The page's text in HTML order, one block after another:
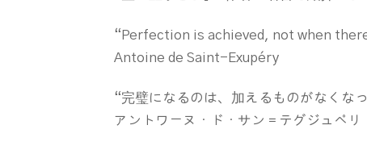
“Perfection is achieved, not when
Antoine de Saint-Exupéry
“完璧になるのは、加えるものがなくな
アントワーヌ・ド・サン＝テグジュペリ